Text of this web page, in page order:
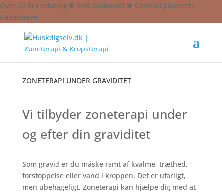
Over 22 års erfaring ✽ RAB Godkendt ✽ Centralt placeret i
København
ZONETERAPI UNDER GRAVIDITET
Vi tilbyder zoneterapi under
og efter din graviditet
Som gravid er du måske ramt af kvalme, træthed,
forstoppelse eller vand i kroppen. Det er ufarligt,
men ubehageligt. Zoneterapi kan hjælpe dig med at